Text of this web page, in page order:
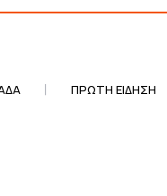
ΠΡΏΤΗ ΕΊΔΗΣΗ